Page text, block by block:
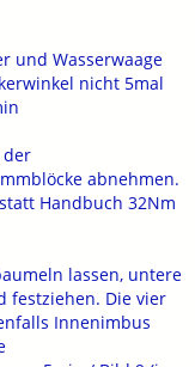
und Wasserwaage
nicht 5mal
der
abnehmen.
Handbuch 32Nm
lassen, untere
festziehen. Die vier
Innenimbus